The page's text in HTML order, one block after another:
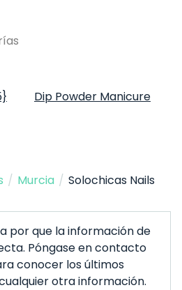
Dip Powder Manicure
/ Murcia / Solochicas Nails
por que la información de
Póngase en contacto
conocer los últimos
otra información.